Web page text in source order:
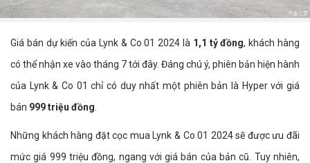
Giá bán dự kiến của Lynk & Co 01 2024 là 1,1 tỷ đồng, khách hàng
có thể nhận xe vào tháng 7 tới đây. Đáng chú ý, phiên bản hiện hành
của Lynk & Co 01 chỉ có duy nhất một phiên bản là Hyper với giá
bán 999 triệu đồng
Những khách hàng đặt cọc mua Lynk & Co 01 2024 sẽ được ưu đãi
mức giá 999 triệu đồng, ngang với giá bán của bản cũ. Tuy nhiên,